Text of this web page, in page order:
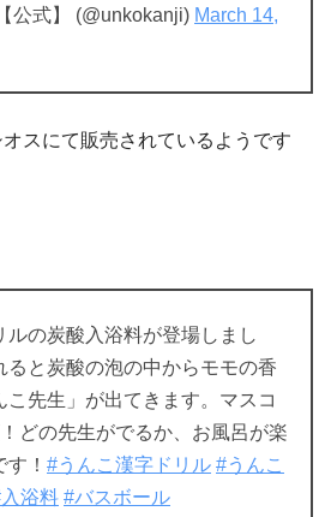
公式】 (@unkokanji) March 14,
スにて販売されているようです
ルの炭酸入浴料が登場しまし
ると炭酸の泡の中からモモの香
こ先生」が出てきます。マスコ
どの先生がでるか、お風呂が楽
！ #うんこ漢字ドリル #うんこ
浴料 #バスボール